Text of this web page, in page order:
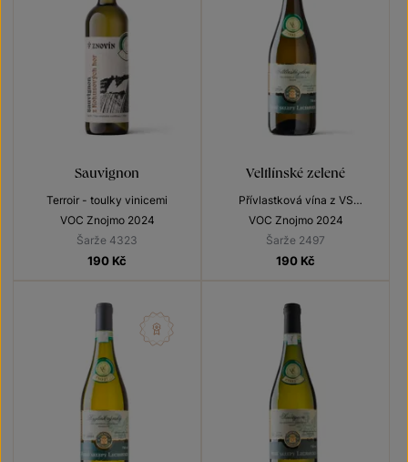
Sauvignon
Terroir - toulky vinicemi
VOC Znojmo 2024
Šarže 4323
190 Kč
Veltlínské zelené
Přívlastková vína z VS
Lechovice
VOC Znojmo 2024
Šarže 2497
190 Kč